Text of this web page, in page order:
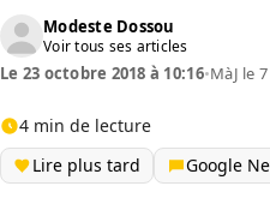
Modeste Dossou
Voir tous ses articles
Le 23 octobre 2018 à 10:16•MàJ le
4 min de lecture
Lire plus tard
Google